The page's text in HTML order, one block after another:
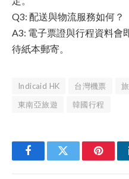
Q3: 配送與物流服務如何？
A3: 電子票證與行程資料會
待紙本郵寄。
Indicaid HK 台灣機票
東南亞旅遊
韓國行程
FacebookTwitter